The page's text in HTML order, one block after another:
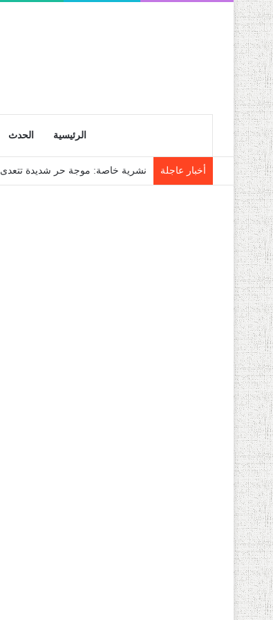
الرئيسية الحدث
أخبار عاجلة نشرية خاصة: موجة حر شديدة تتعدى 45 درجة تجتاح عدة ولايات إلى غاية الاثنين